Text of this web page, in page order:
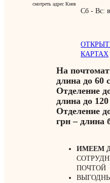
смотреть адрес Киев
Сб - Вс:
КАРТАХ
На
длина до 60
Отделение
длина до
Отделение
грн – длина
ИМЕЕМ
ПОЧТОЙ